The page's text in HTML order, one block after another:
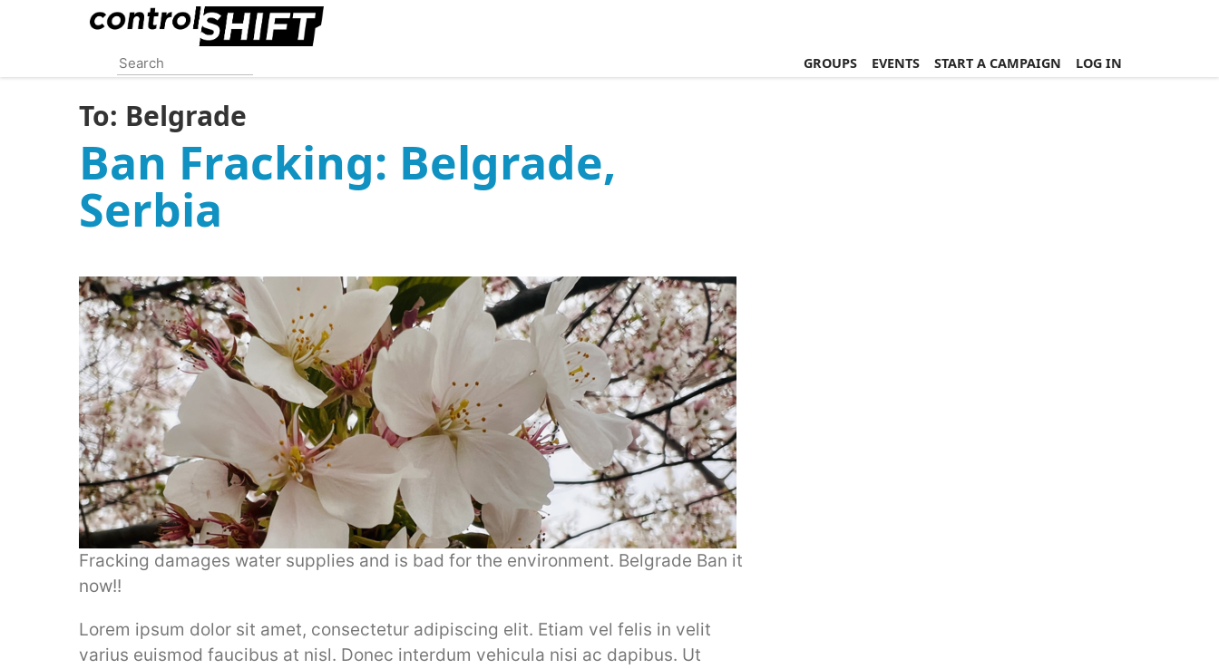
content
GROUPS EVENTS START A CAMPAIGN LOG IN
To: Belgrade
Ban Fracking: Belgrade,
Serbia
Fracking damages water supplies and is bad for the environment. Belgrade Ban it
now!!
Lorem ipsum dolor sit amet, consectetur adipiscing elit. Etiam vel felis in velit
varius euismod faucibus at nisl. Donec interdum vehicula nisi ac dapibus. Ut